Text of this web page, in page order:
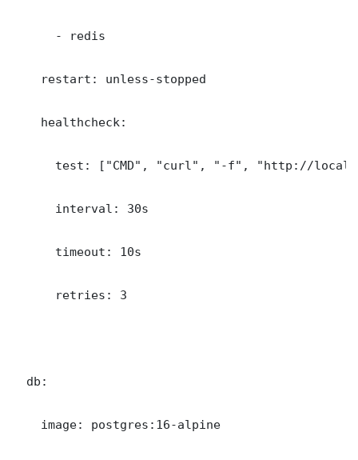
      - redis
    restart: unless-stopped
    healthcheck:
test: ["CMD", "curl", "-f", "http://
      interval: 30s
      timeout: 10s
      retries: 3
  db:
    image: postgres:16-alpine